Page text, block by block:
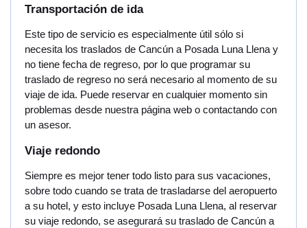
Transportación de ida
Este tipo de servicio es especialmente útil sólo si
necesita los traslados de Cancún a Posada Luna Llena y
no tiene fecha de regreso, por lo que programar su
traslado de regreso no será necesario al momento de su
viaje de ida. Puede reservar en cualquier momento sin
problemas desde nuestra página web o contactando con
un asesor.
Viaje redondo
Siempre es mejor tener todo listo para sus vacaciones,
sobre todo cuando se trata de trasladarse del aeropuerto
a su hotel, y esto incluye Posada Luna Llena, al reservar
su viaje redondo, se asegurará su traslado de Cancún a